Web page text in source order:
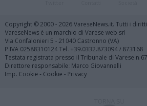
Copyright © 2000 - 2026 VareseNews.it. Tutti i
VareseNews è un marchio di Varese web srl
Via Confalonieri 5 - 21040 Castronno (VA)
P.IVA 02588310124 Tel. +39.0332.873094 / 873168
Testata registrata presso il Tribunale di Varese
Direttore responsabile: Marco Giovannelli
Imp. Cookie - Cookie - Privacy